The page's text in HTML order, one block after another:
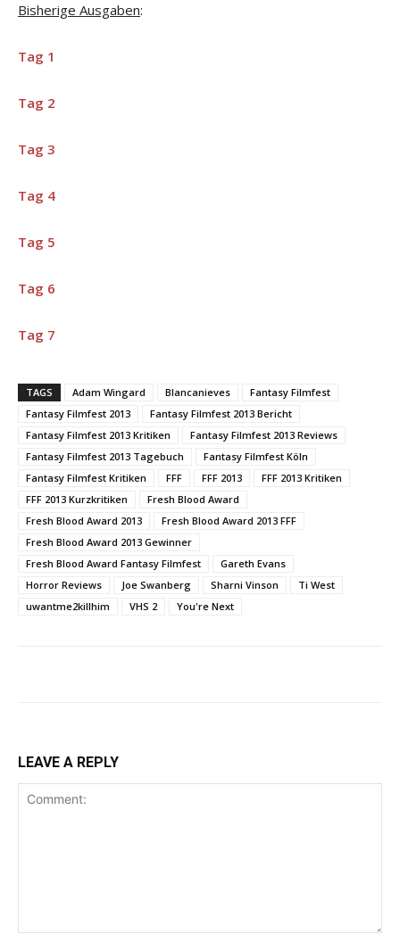
Bisherige Ausgaben:
Tag 1
Tag 2
Tag 3
Tag 4
Tag 5
Tag 6
Tag 7
TAGS Adam Wingard Blancanieves
Fantasy Filmfest
Fantasy Filmfest 2013
Fantasy Filmfest 2013 Bericht
Fantasy Filmfest 2013 Kritiken
Fantasy Filmfest 2013 Reviews
Fantasy Filmfest 2013 Tagebuch
Fantasy Filmfest Köln
Fantasy Filmfest Kritiken
FFF FFF 2013
FFF 2013 Kritiken
FFF 2013 Kurzkritiken
Fresh Blood Award
Fresh Blood Award 2013
Fresh Blood Award 2013 FFF
Fresh Blood Award 2013 Gewinner
Fresh Blood Award Fantasy Filmfest
Gareth Evans
Horror Reviews
Joe Swanberg Sharni Vinson
Ti West
uwantme2killhim
VHS 2 You're Next
LEAVE A REPLY